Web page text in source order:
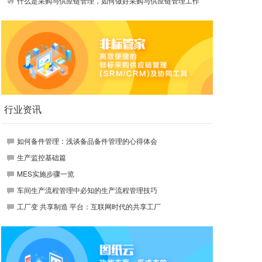
行业资讯
如何备件管理：浅谈备品备件管理的心得体会
生产监控基础篇
MES实施步骤一览
车间生产流程管理中必知的生产流程管理技巧
工厂变 共享制造 平台：互联网时代的共享工厂